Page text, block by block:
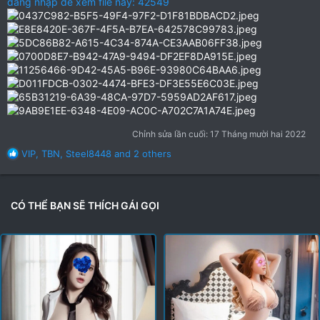
Chỉnh sửa lần cuối: 17 Tháng mười hai 2022
R
t
VIP, TBN, Steel8448 and 2 others
CÓ THỂ BẠN SẼ THÍCH GÁI GỌI